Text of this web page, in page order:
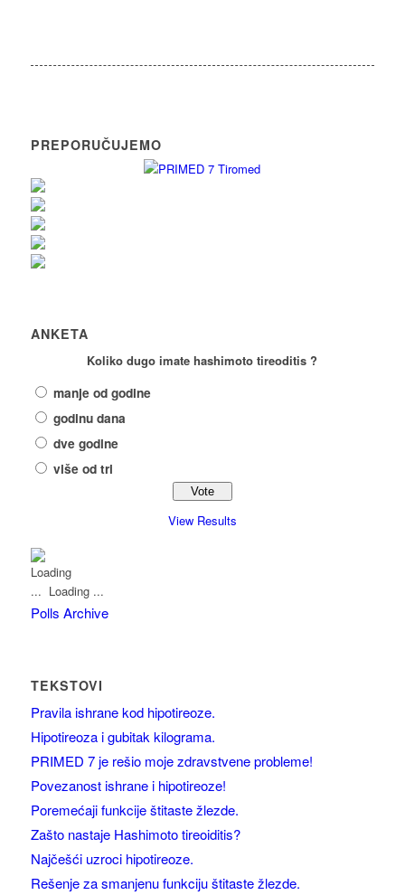
PREPORUČUJEMO
ANKETA
Koliko dugo imate hashimoto tireoditis ?
manje od godine
godinu dana
dve godine
više od tri
View Results
Loading ...
Polls Archive
TEKSTOVI
Pravila ishrane kod hipotireoze.
Hipotireoza i gubitak kilograma.
PRIMED 7 je rešio moje zdravstvene probleme!
Povezanost ishrane i hipotireoze!
Poremećaji funkcije štitaste žlezde.
Zašto nastaje Hashimoto tireoiditis?
Najčešći uzroci hipotireoze.
Rešenje za smanjenu funkciju štitaste žlezde.